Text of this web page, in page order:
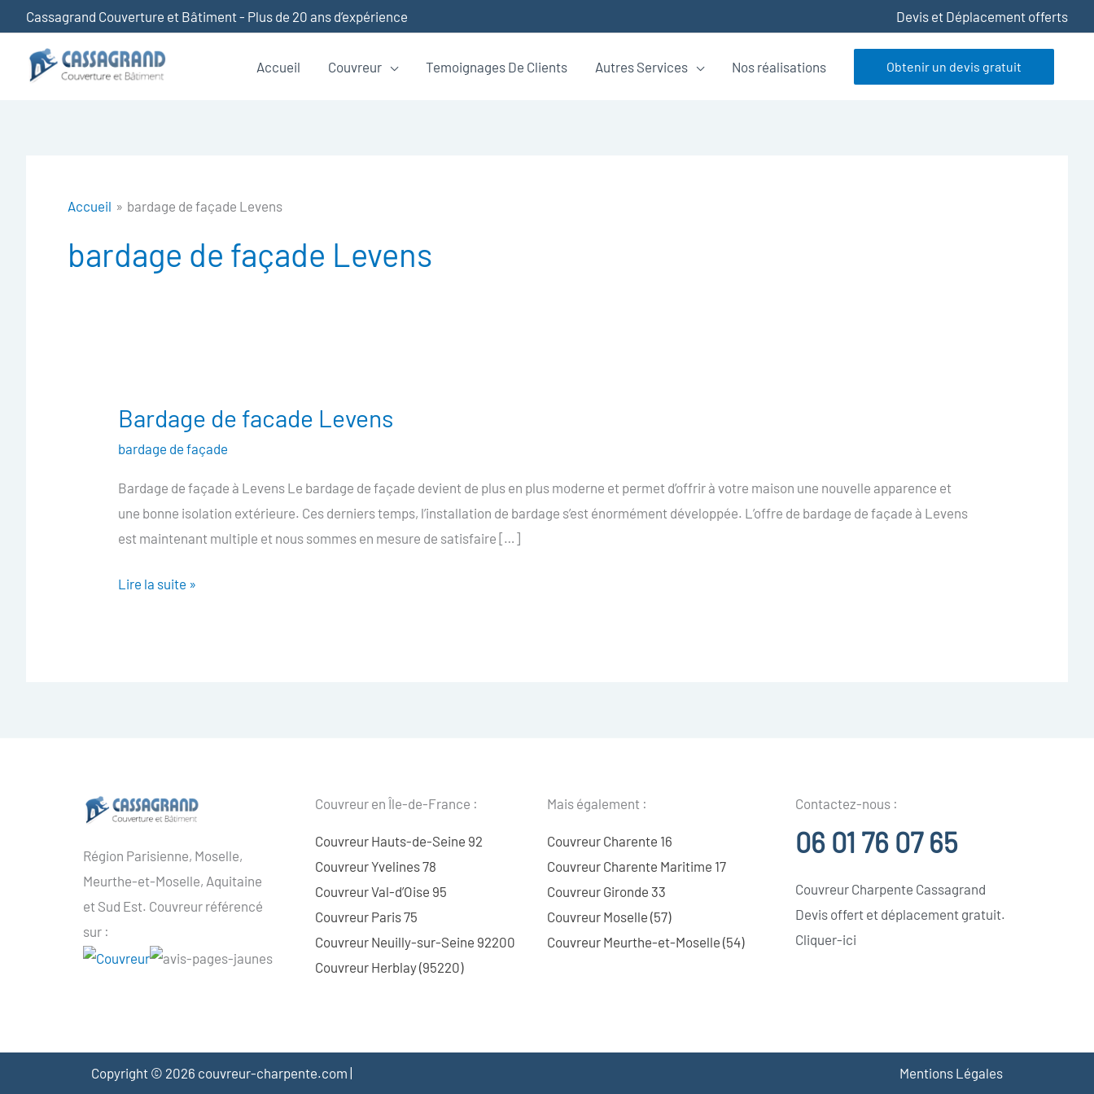
au
contenu
Cassagrand Couverture et Bâtiment - Plus de 20 ans d’expérience Devis et Déplacement offerts
Accueil Couvreur Temoignages De Clients Autres Services Nos réalisations Obtenir un devis gratuit
Accueil bardage de façade Levens
bardage de façade Levens
Bardage de facade Levens
bardage de façade
Bardage de façade à Levens Le bardage de façade devient de plus en plus moderne et permet d’offrir à votre maison une nouvelle apparence et
une bonne isolation extérieure. Ces derniers temps, l’installation de bardage s’est énormément développée. L’offre de bardage de façade à Levens
est maintenant multiple et nous sommes en mesure de satisfaire […]
Bardage
Levens
Lire la suite »
Région Parisienne, Moselle,
Meurthe-et-Moselle, Aquitaine
et Sud Est. Couvreur référencé
sur :
Couvreur en Île-de-France :
Couvreur Hauts-de-Seine 92
Couvreur Yvelines 78
Couvreur Val-d’Oise 95
Couvreur Paris 75
Couvreur Neuilly-sur-Seine 92200
Couvreur Herblay (95220)
Mais également :
Couvreur Charente 16
Couvreur Charente Maritime 17
Couvreur Gironde 33
Couvreur Moselle (57)
Couvreur Meurthe-et-Moselle (54)
Contactez-nous :
06 01 76 07 65
Couvreur Charpente Cassagrand
Devis offert et déplacement gratuit.
Cliquer-ici
Copyright © 2026 couvreur-charpente.com | Mentions Légales